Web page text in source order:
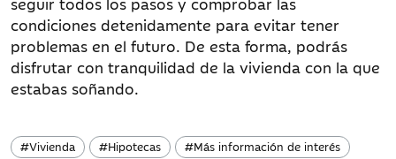
condiciones detenidamente para evitar tener
problemas en el futuro. De esta forma, podrás
disfrutar con tranquilidad de la vivienda con la que
estabas soñando.
Vivienda
# Hipotecas
# Más información de interés
#